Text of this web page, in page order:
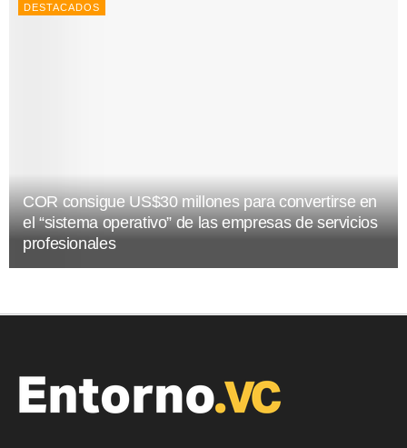
DESTACADOS
COR consigue US$30 millones para convertirse en
el “sistema operativo” de las empresas de servicios
profesionales